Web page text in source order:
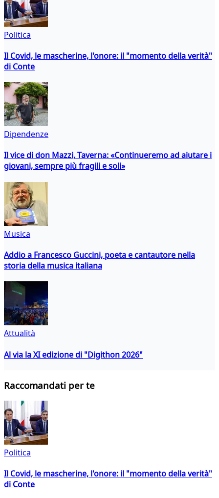
Politica
Il Covid, le mascherine, l'onore: il "momento della verità"
di Conte
Dipendenze
Il vice di don Mazzi, Taverna: «Continueremo ad aiutare i
giovani, sempre più fragili e soli»
Musica
Addio a Francesco Guccini, poeta e cantautore nella
storia della musica italiana
Attualità
Al via la XI edizione di "Digithon 2026"
Raccomandati per te
Politica
Il Covid, le mascherine, l'onore: il "momento della verità"
di Conte